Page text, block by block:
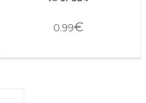
0.99€